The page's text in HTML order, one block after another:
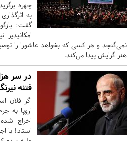
چهره
به
گفت:
نمی‌گنجد و هر کسی که بخواهد عاشورا را
هنر گرایش پیدا می‌کند.
در سر
فتنه
اگر فلان
اروپا به
اخراج
استاد! با